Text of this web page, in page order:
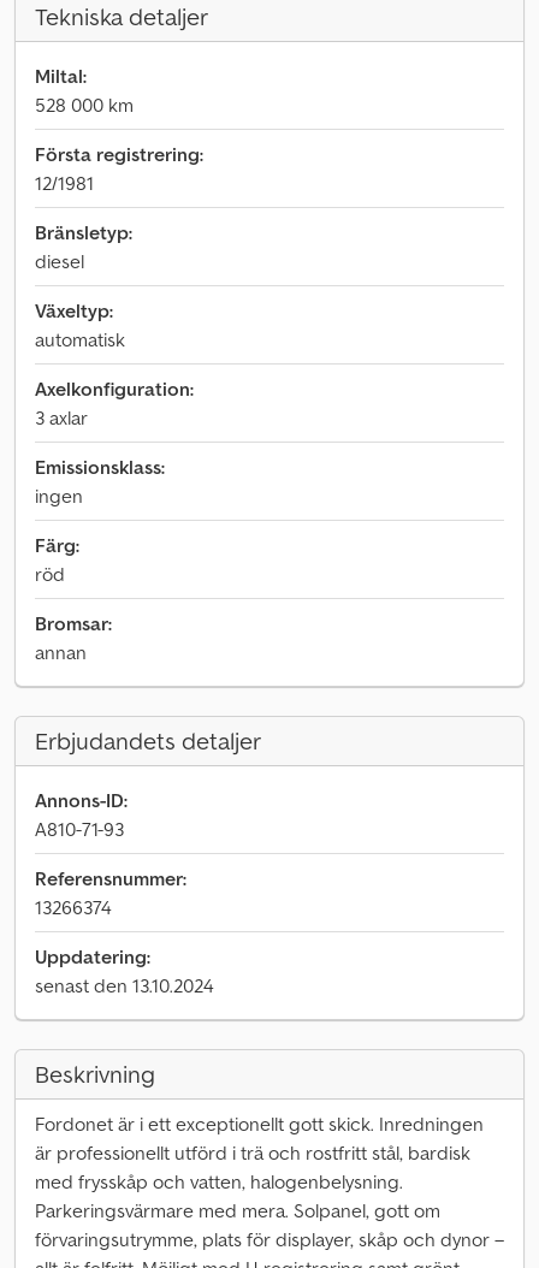
Tekniska detaljer
Miltal:
528 000 km
Första registrering:
12/1981
Bränsletyp:
diesel
Växeltyp:
automatisk
Axelkonfiguration:
3 axlar
Emissionsklass:
ingen
Färg:
röd
Bromsar:
annan
Erbjudandets detaljer
Annons-ID:
A810-71-93
Referensnummer:
13266374
Uppdatering:
senast den 13.10.2024
Beskrivning
Fordonet är i ett exceptionellt gott skick. Inredningen
är professionellt utförd i trä och rostfritt stål, bardisk
med frysskåp och vatten, halogenbelysning.
Parkeringsvärmare med mera. Solpanel, gott om
förvaringsutrymme, plats för displayer, skåp och dynor –